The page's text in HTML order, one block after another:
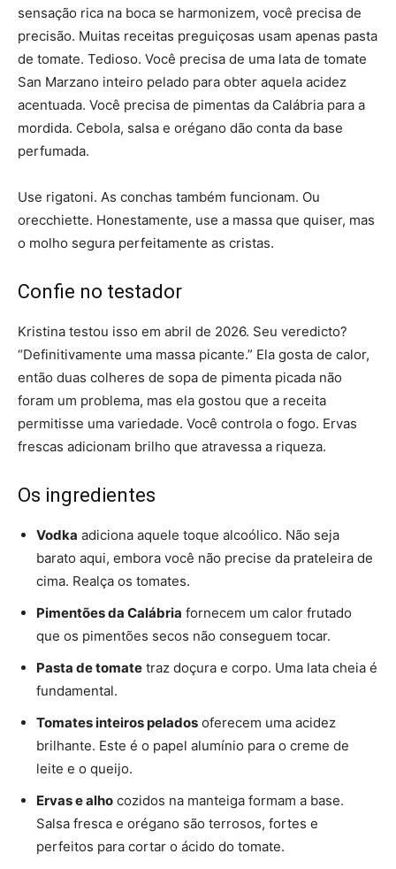
sensação rica na boca se harmonizem, você precisa de
precisão. Muitas receitas preguiçosas usam apenas pasta
de tomate. Tedioso. Você precisa de uma lata de tomate
San Marzano inteiro pelado para obter aquela acidez
acentuada. Você precisa de pimentas da Calábria para a
mordida. Cebola, salsa e orégano dão conta da base
perfumada.
Use rigatoni. As conchas também funcionam. Ou
orecchiette. Honestamente, use a massa que quiser, mas
o molho segura perfeitamente as cristas.
Confie no testador
Kristina testou isso em abril de 2026. Seu veredicto?
“Definitivamente uma massa picante.” Ela gosta de calor,
então duas colheres de sopa de pimenta picada não
foram um problema, mas ela gostou que a receita
permitisse uma variedade. Você controla o fogo. Ervas
frescas adicionam brilho que atravessa a riqueza.
Os ingredientes
Vodka adiciona aquele toque alcoólico. Não seja
barato aqui, embora você não precise da prateleira de
cima. Realça os tomates.
Pimentões da Calábria fornecem um calor frutado
que os pimentões secos não conseguem tocar.
Pasta de tomate traz doçura e corpo. Uma lata cheia é
fundamental.
Tomates inteiros pelados oferecem uma acidez
brilhante. Este é o papel alumínio para o creme de
leite e o queijo.
Ervas e alho cozidos na manteiga formam a base.
Salsa fresca e orégano são terrosos, fortes e
perfeitos para cortar o ácido do tomate.